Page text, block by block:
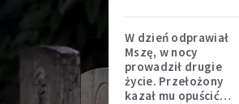
W dzień odprawiał
Mszę, w nocy
prowadził drugie
życie. Przełożony
kazał mu opuścić